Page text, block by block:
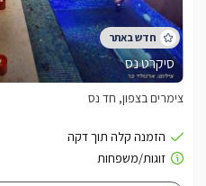
סיקרט נס
צימרים בצפון, חד נס